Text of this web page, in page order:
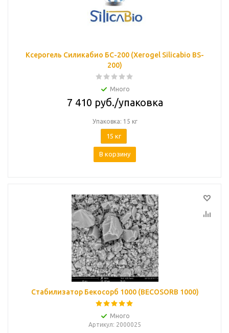
Ксерогель Силикабио БС-200 (Xerogel Silicabio ВS-
200)
Много
7 410 руб./упаковка
Упаковка: 15 кг
15 кг
В корзину
Стабилизатор Бекосорб 1000 (BECOSORB 1000)
Много
Артикул: 2000025